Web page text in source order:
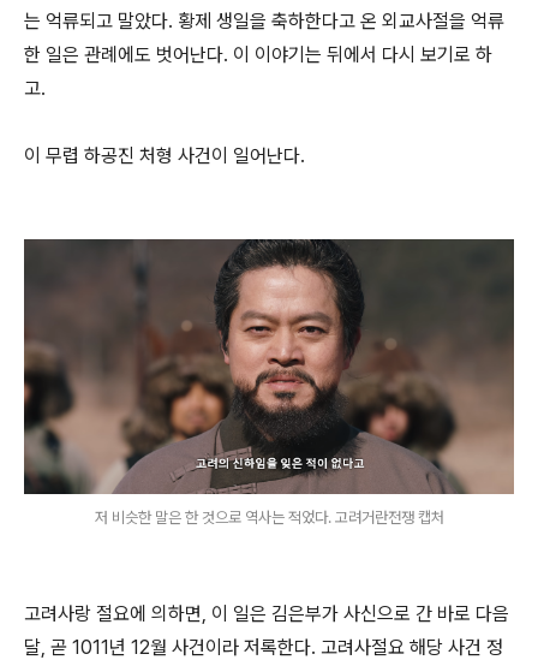
는 억류되고 말았다. 황제 생일을 축하한다고 온 외교사절을 억류
한 일은 관례에도 벗어난다. 이 이야기는 뒤에서 다시 보기로 하
고.
이 무렵 하공진 처형 사건이 일어난다.
저 비슷한 말은 한 것으로 역사는 적었다. 고려거란전쟁 캡처
고려사랑 절요에 의하면, 이 일은 김은부가 사신으로 간 바로 다음
달, 곧 1011년 12월 사건이라 저록한다. 고려사절요 해당 사건 정